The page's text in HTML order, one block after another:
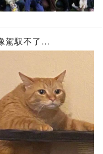
駕馭不了…